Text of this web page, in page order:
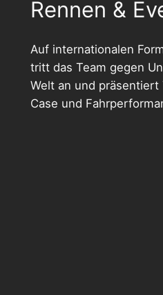
Rennen &
Auf internationalen
tritt das Team gegen
Welt an und präsentiert
Case und